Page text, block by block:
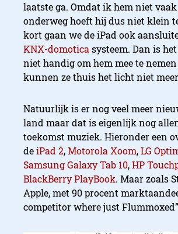
laatste ga. Omdat ik hem niet vaak
onderweg hoeft hij dus niet klein
kort gaan we de iPad ook
KNX-domotica systeem. Dan is
niet handig om hem mee te
kunnen ze thuis het licht niet
Natuurlijk is er nog veel meer
land maar dat is eigenlijk nog
toekomst muziek. Hieronder een
deiPad 2,Motorola Xoom,LG
Samsung Galaxy Tab 10,HP
BlackBerry PlayBook. Maar zoals
Apple, met 90 procent
competitor where just